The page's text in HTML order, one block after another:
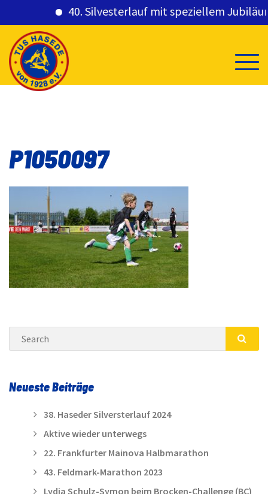
40. Silvesterlauf mit speziellem
content
P1050097
Search
Neueste Beiträge
38. Haseder Silversterlauf 2024
Aktive wieder unterwegs
22. Frankfurter Mainova Halbmarathon
43. Feldmark-Marathon 2023
Lydia Schulz-Symon beim Brocken-Challenge (BC)